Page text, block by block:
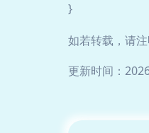
}
如若转载，请
更新时间：